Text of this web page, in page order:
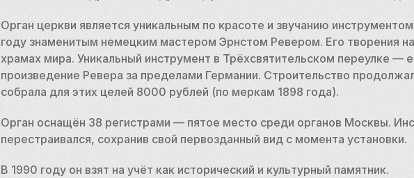
Орган церкви является уникальным по красоте и звучанию
году знаменитым немецким мастером Эрнстом Ревером. Его творения
храмах мира. Уникальный инструмент в Трёхсвятительском переулке —
произведение Ревера за пределами Германии. Строительство
собрала для этих целей 8000 рублей (по меркам 1898 года).
Орган оснащён 38 регистрами — пятое место среди органов Москвы.
перестраивался, сохранив свой первозданный вид с момента установки.
В 1990 году он взят на учёт как исторический и культурный памятник.